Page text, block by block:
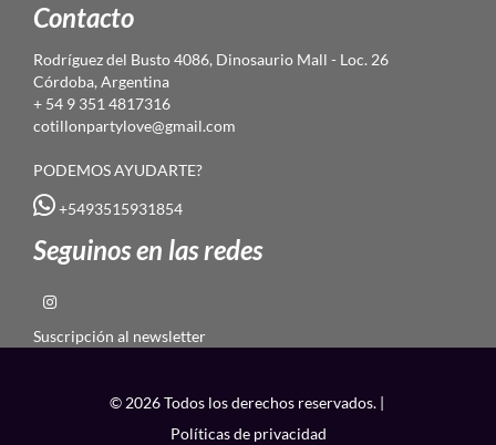
Contacto
Rodríguez del Busto 4086, Dinosaurio Mall - Loc. 26
Córdoba, Argentina
+ 54 9 351 4817316
cotillonpartylove@gmail.com
PODEMOS AYUDARTE?
+5493515931854
Seguinos en las redes
Suscripción al newsletter
© 2026 Todos los derechos reservados. |
Políticas de privacidad